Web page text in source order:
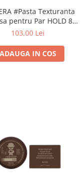
#Pasta Texturanta
pentru Par HOLD 8 /
SHINE7
103,00 Lei
ADAUGA IN COS